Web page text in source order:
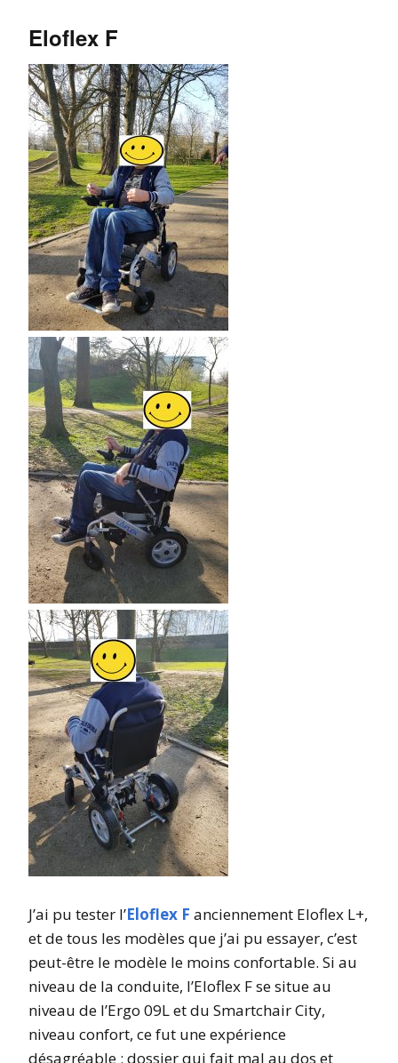
Eloflex F
J’ai pu tester l’Eloflex F anciennement Eloflex L+,
et de tous les modèles que j’ai pu essayer, c’est
peut-être le modèle le moins confortable. Si au
niveau de la conduite, l’Eloflex F se situe au
niveau de l’Ergo 09L et du Smartchair City,
niveau confort, ce fut une expérience
désagréable : dossier qui fait mal au dos et